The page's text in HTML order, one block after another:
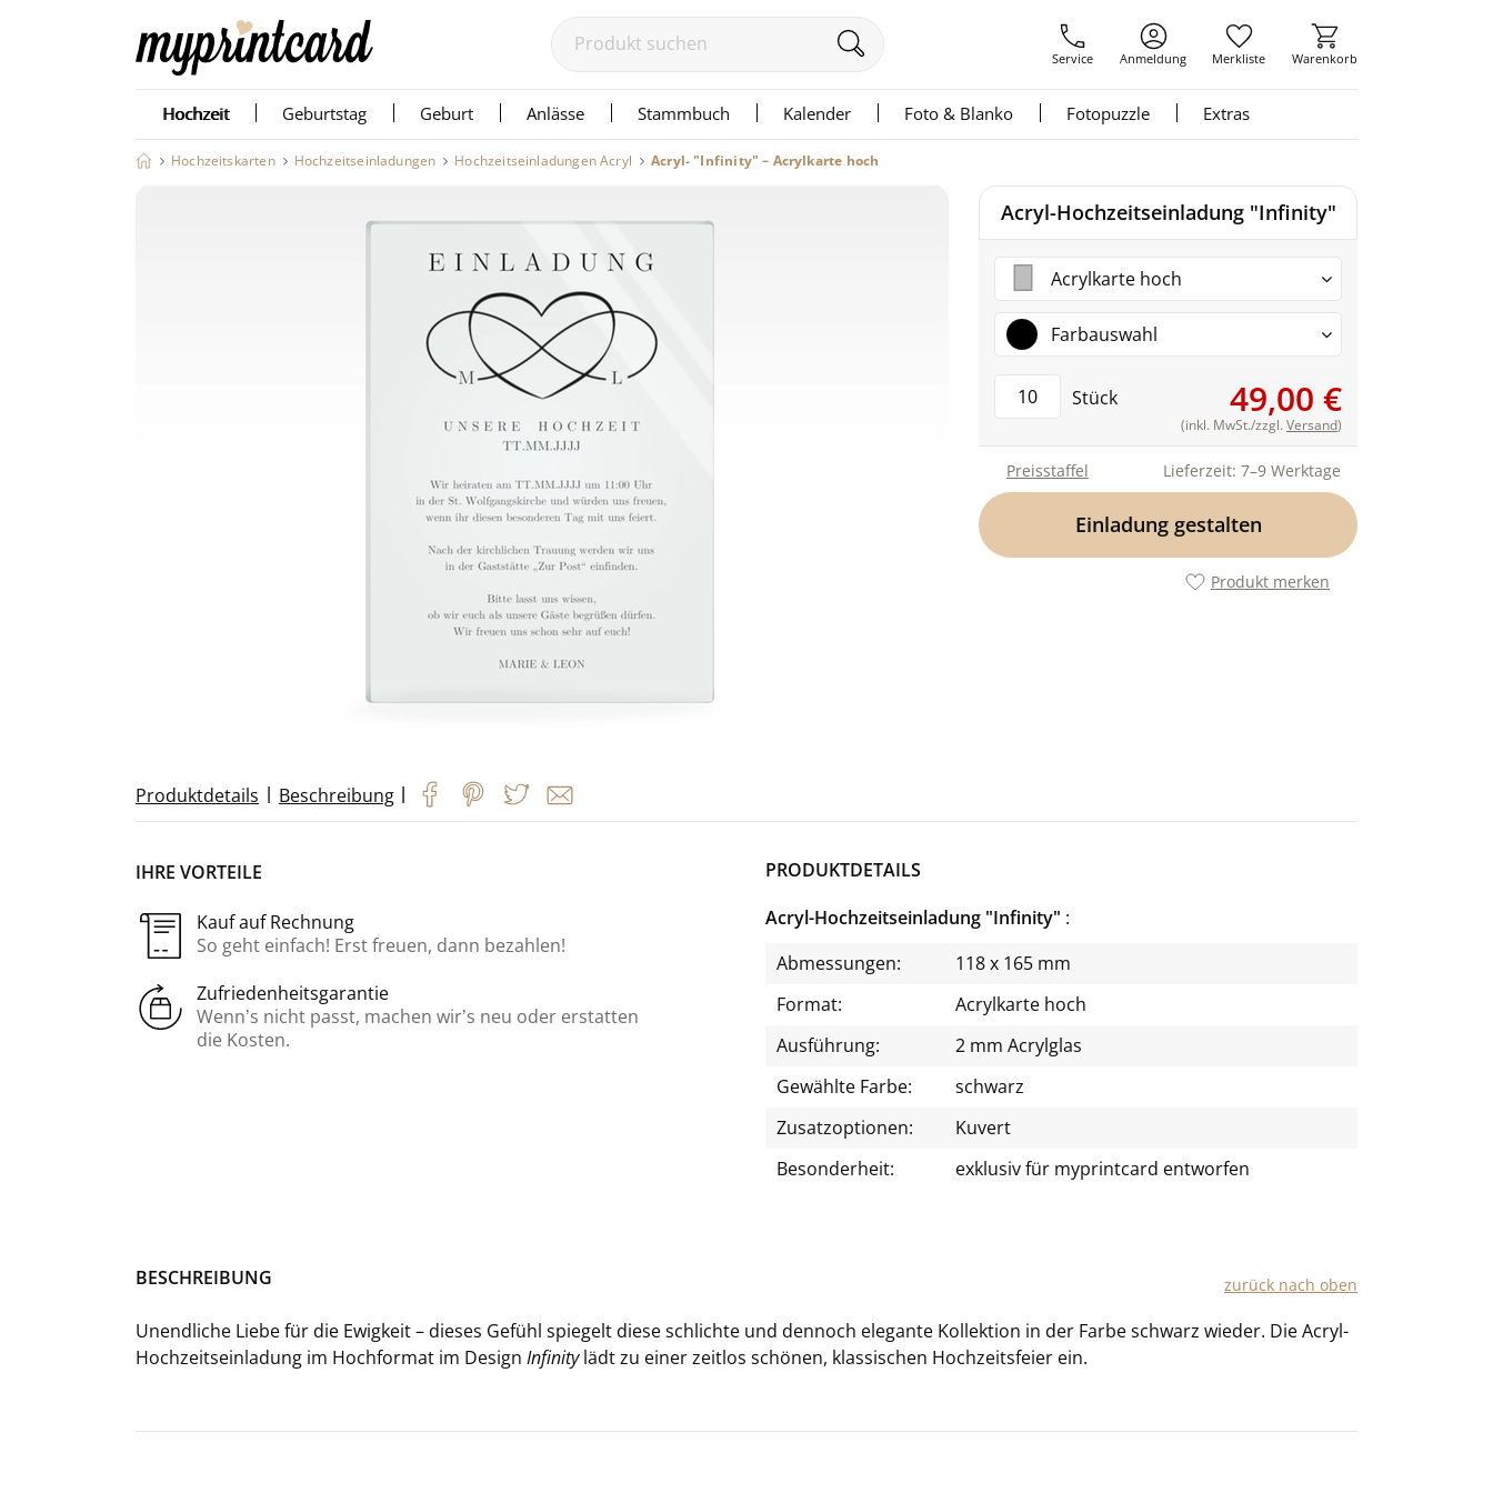
Service Anmeldung Merkliste Warenkorb
Hochzeit Geburtstag Geburt Anlässe Stammbuch Kalender Foto & Blanko Fotopuzzle Extras
Hochzeitskarten Hochzeitseinladungen Hochzeitseinladungen Acryl Acryl- "Infinity" – Acrylkarte hoch
Acryl-Hochzeitseinladung "Infinity"
Acrylkarte hoch
Farbauswahl
Stück 49,00 €
(inkl. MwSt./zzgl. Versand)
Lieferzeit: 7–9 Werktage
Preisstaffel
Einladung gestalten
Produkt merken
Produktdetails | Beschreibung |
IHRE VORTEILE
Kauf auf Rechnung
So geht einfach! Erst freuen, dann bezahlen!
Zufriedenheitsgarantie
Wenn’s nicht passt, machen wir’s neu oder erstatten
die Kosten.
PRODUKTDETAILS
Acryl-Hochzeitseinladung "Infinity"
Abmessungen:
118 x 165 mm
Format:
Acrylkarte hoch
Ausführung:
2 mm Acrylglas
Gewählte Farbe:
schwarz
Zusatzoptionen:
Kuvert
Besonderheit:
exklusiv für myprintcard entworfen
BE­SCHREI­BUNG zu­rück nach oben
Un­end­li­che Liebe für die Ewig­keit – die­ses Ge­fühl spie­gelt diese schlich­te und den­noch ele­gan­te Kol­lek­ti­on in der Farbe schwarz wie­der. DieAcryl-​
Hochzeitseinladung im Hoch­for­mat im De­sign In­fi­ni­ty lädt zu einer zeit­los schö­nen, klas­si­schen Hoch­zeits­fei­er ein.